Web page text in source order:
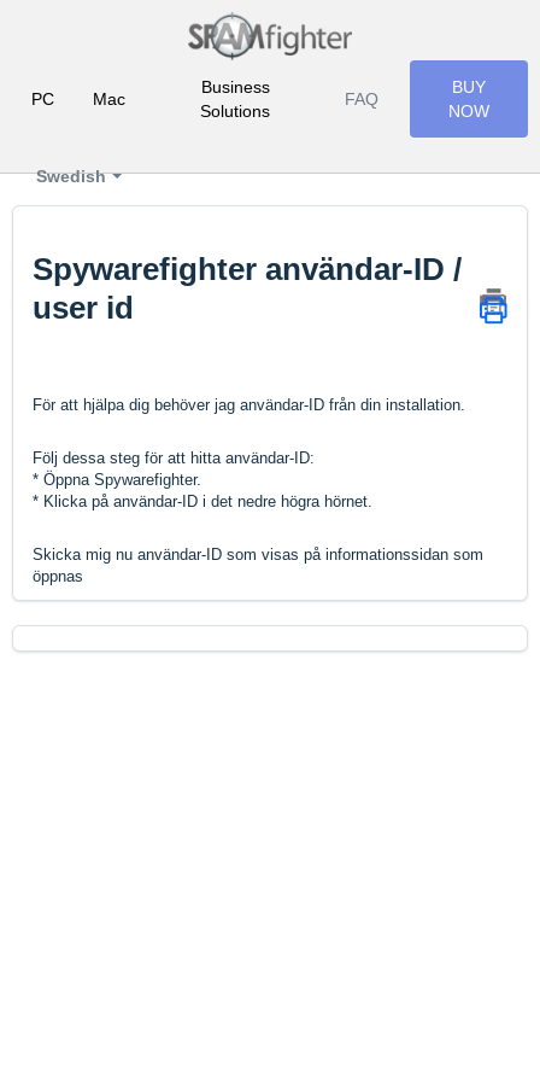
PC Mac
Business
Solutions
FAQ
BUY
NOW
Swedish
Spywarefighter användar-ID /
user id
För att hjälpa dig behöver jag användar-ID från din installation.
Följ dessa steg för att hitta användar-ID:
* Öppna Spywarefighter.
* Klicka på användar-ID i det nedre högra hörnet.
Skicka mig nu användar-ID som visas på informationssidan som
öppnas